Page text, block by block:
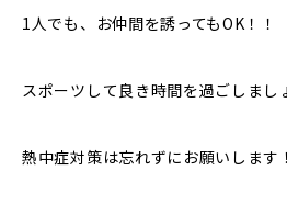
1人でも、お仲間を誘ってもOK！！
スポーツして良き時間を過ごしまし
熱中症対策は忘れずにお願いします